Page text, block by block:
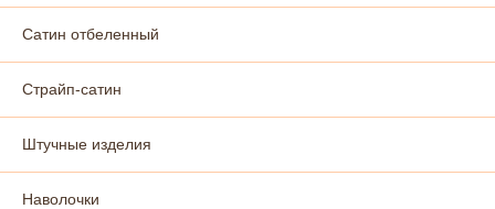
Сатин отбеленный
Страйп-сатин
Штучные изделия
Наволочки